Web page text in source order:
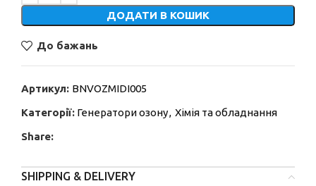
ДОДАТИ В КОШИК
До бажань
Артикул: BNVOZMIDI005
Категорії: Генератори озону, Хімія та обладнання
Share:
SHIPPING & DELIVERY